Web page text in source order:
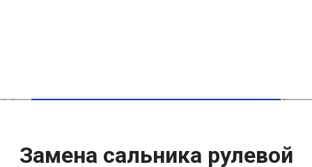
Замена сальника рулевой